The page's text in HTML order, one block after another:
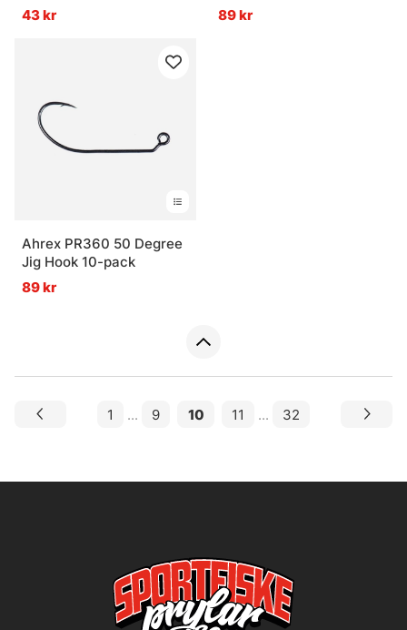
43 kr
89 kr
Ahrex PR360 50 Degree
Jig Hook 10-pack
89 kr
1 ... 9 10 11 ... 32